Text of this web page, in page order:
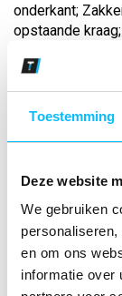
Toestemming
Deze website
We gebruiken
en om ons
informatie over
onderkant;
opstaande
Bekijk andere
black grey/slate
Aantal
*Gratis